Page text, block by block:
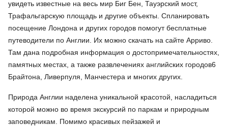
увидеть известные на весь мир Биг Бен, Тауэрский мост,
Трафальгарскую площадь и другие объекты. Спланировать
посещение Лондона и других городов помогут бесплатные
путеводители по Англии. Их можно скачать на сайте Арриво.
Там дана подробная информация о достопримечательностях,
памятных местах, а также развлечениях английских городов6
Брайтона, Ливерпуля, Манчестера и многих других.
Природа Англии наделена уникальной красотой, насладиться
которой можно во время экскурсий по паркам и природным
заповедникам. Помимо красивых пейзажей и